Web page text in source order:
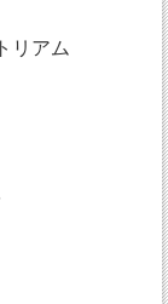
リアム